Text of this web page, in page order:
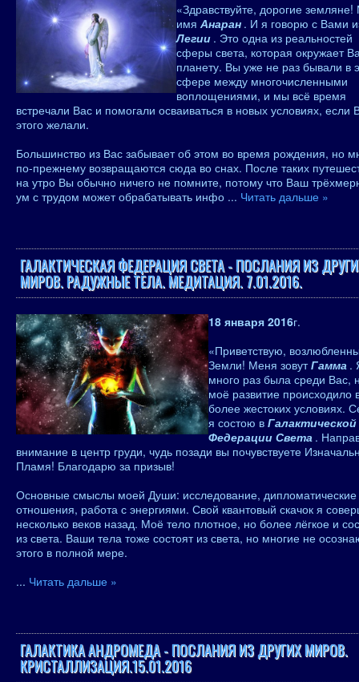
«Здравствуйте, дорогие
имя Анаран . И я говорю с Вами
Легии . Это одна из реальностей
сферы света, которая окружает
планету. Вы уже не раз бывали в
сфере между многочисленными
воплощениями, и мы всё время
встречали Вас и помогали осваиваться в новых условиях, если
этого желали.
Большинство из Вас забывает об этом во время рождения, но
по-прежнему возвращаются сюда во снах. После таких
на утро Вы обычно ничего не помните, потому что Ваш
ум с трудом может обрабатывать инфо ... Читать дальше »
ГАЛАКТИЧЕСКАЯ ФЕДЕРАЦИЯ СВЕТА - ПОСЛАНИЯ ИЗ
МИРОВ. РАДУЖНЫЕ ТЕЛА. МЕДИТАЦИЯ. 7.01.2016.
18 января 2016г.
«Приветствую,
Земли! Меня зовутГамма .
много раз была среди Вас,
моё развитие происходило
более жестоких условиях.
я состою в Галактической
Федерации Света .
внимание в центр груди, чудь позади вы почувствуете
Пламя! Благодарю за призыв!
Основные смыслы моей Души: исследование, дипломатические
отношения, работа с энергиями. Свой квантовый скачок я
несколько веков назад. Моё тело плотное, но более лёгкое и
из света. Ваши тела тоже состоят из света, но многие не
этого в полной мере.
... Читать дальше »
ГАЛАКТИКА АНДРОМЕДА - ПОСЛАНИЯ ИЗ ДРУГИХ МИРОВ.
КРИСТАЛЛИЗАЦИЯ.15.01.2016